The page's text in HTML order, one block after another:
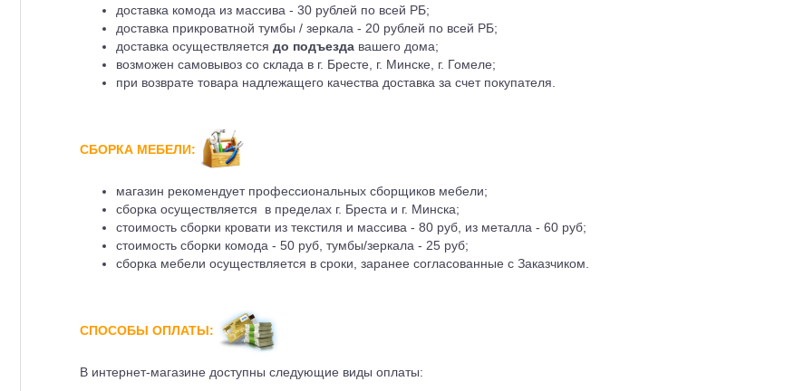
доставка комода из массива - 30 рублей по всей РБ;
доставка прикроватной тумбы / зеркала - 20 рублей по всей РБ;
доставка осуществляется до подъезда вашего дома;
возможен самовывоз со склада в г. Бресте, г. Минске, г. Гомеле;
при возврате товара надлежащего качества доставка за счет покупателя.
СБОРКА МЕБЕЛИ:
магазин рекомендует профессиональных сборщиков мебели;
сборка осуществляется в пределах г. Бреста и г. Минска;
стоимость сборки кровати из текстиля и массива - 80 руб, из металла - 60 руб;
стоимость сборки комода - 50 руб, тумбы/зеркала - 25 руб;
сборка мебели осуществляется в сроки, заранее согласованные с Заказчиком.
СПОСОБЫ ОПЛАТЫ:
В интернет-магазине доступны следующие виды оплаты: